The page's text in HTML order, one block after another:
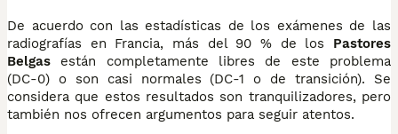
De acuerdo con las estadísticas de los exámenes de las
radiografías en Francia, más del 90 % de los Pastores
Belgas están completamente libres de este problema
(DC-0) o son casi normales (DC-1 o de transición). Se
considera que estos resultados son tranquilizadores, pero
también nos ofrecen argumentos para seguir atentos.